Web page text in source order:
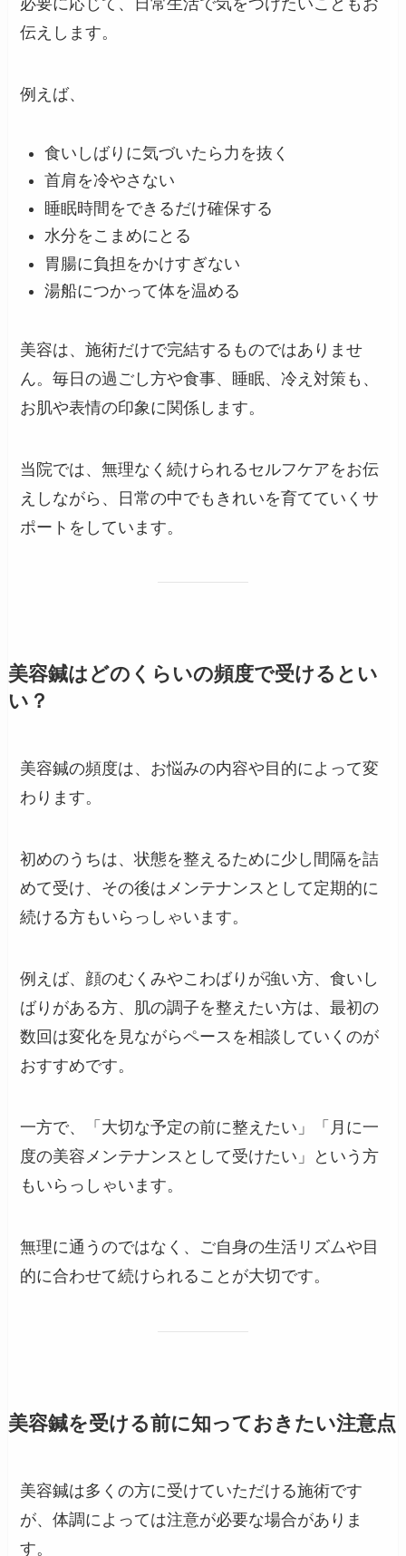
必要に応じて、日常生活で気をつけたいこともお
伝えします。
例えば、
食いしばりに気づいたら力を抜く
首肩を冷やさない
睡眠時間をできるだけ確保する
水分をこまめにとる
胃腸に負担をかけすぎない
湯船につかって体を温める
美容は、施術だけで完結するものではありませ
ん。毎日の過ごし方や食事、睡眠、冷え対策も、
お肌や表情の印象に関係します。
当院では、無理なく続けられるセルフケアをお伝
えしながら、日常の中でもきれいを育てていくサ
ポートをしています。
美容鍼はどのくらいの頻度で受けるとい
い？
美容鍼の頻度は、お悩みの内容や目的によって変
わります。
初めのうちは、状態を整えるために少し間隔を詰
めて受け、その後はメンテナンスとして定期的に
続ける方もいらっしゃいます。
例えば、顔のむくみやこわばりが強い方、食いし
ばりがある方、肌の調子を整えたい方は、最初の
数回は変化を見ながらペースを相談していくのが
おすすめです。
一方で、「大切な予定の前に整えたい」「月に一
度の美容メンテナンスとして受けたい」という方
もいらっしゃいます。
無理に通うのではなく、ご自身の生活リズムや目
的に合わせて続けられることが大切です。
美容鍼を受ける前に知っておきたい注意点
美容鍼は多くの方に受けていただける施術です
が、体調によっては注意が必要な場合がありま
す。